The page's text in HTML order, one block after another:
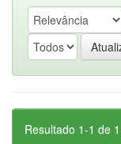
Resultado 1-1 de